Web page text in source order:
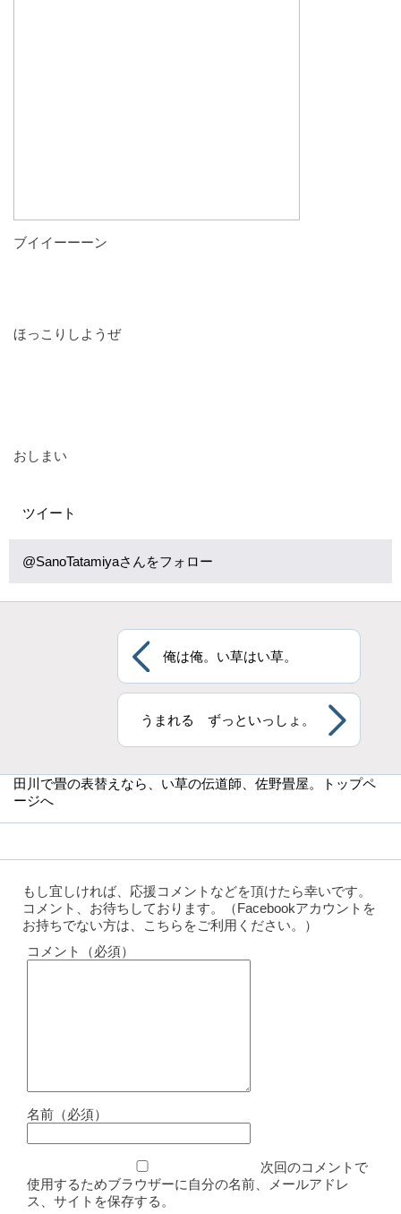
ブイイーーーン
ほっこりしようぜ
おしまい
ツイート
@SanoTatamiyaさんをフォロー
俺は俺。い草はい草。
うまれる ずっといっしょ。
田川で畳の表替えなら
、い草の伝道師、佐野畳屋。トップペ
ージへ
もし宜しければ、応援コメントなどを頂けたら幸いです。
コメント、お待ちしております。（Facebookアカウントを
お持ちでない方は、こちらをご利用ください。）
コメント（必須）
名前（必須）
次回のコメントで
使用するためブラウザーに自分の名前、メールアドレ
ス、サイトを保存する。